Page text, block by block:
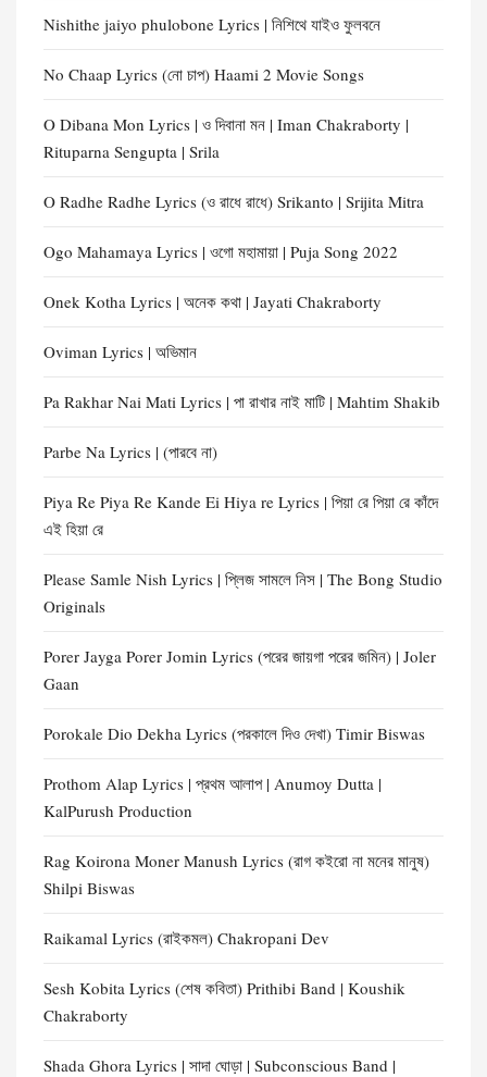
Nishithe jaiyo phulobone Lyrics | নিশিথে যাইও ফুলবনে
No Chaap Lyrics (নো চাপ) Haami 2 Movie Songs
O Dibana Mon Lyrics | ও দিবানা মন | Iman Chakraborty |
Rituparna Sengupta | Srila
O Radhe Radhe Lyrics (ও রাধে রাধে) Srikanto | Srijita Mitra
Ogo Mahamaya Lyrics | ওগো মহামায়া | Puja Song 2022
Onek Kotha Lyrics | অনেক কথা | Jayati Chakraborty
Oviman Lyrics | অভিমান
Pa Rakhar Nai Mati Lyrics | পা রাখার নাই মাটি | Mahtim Shakib
Parbe Na Lyrics | (পারবে না)
Piya Re Piya Re Kande Ei Hiya re Lyrics | পিয়া রে পিয়া রে কাঁদে
এই হিয়া রে
Please Samle Nish Lyrics | প্লিজ সামলে নিস | The Bong Studio
Originals
Porer Jayga Porer Jomin Lyrics (পরের জায়গা পরের জমিন) | Joler
Gaan
Porokale Dio Dekha Lyrics (পরকালে দিও দেখা) Timir Biswas
Prothom Alap Lyrics | প্রথম আলাপ | Anumoy Dutta |
KalPurush Production
Rag Koirona Moner Manush Lyrics (রাগ কইরো না মনের মানুষ)
Shilpi Biswas
Raikamal Lyrics (রাইকমল) Chakropani Dev
Sesh Kobita Lyrics (শেষ কবিতা) Prithibi Band | Koushik
Chakraborty
Shada Ghora Lyrics | সাদা ঘোড়া | Subconscious Band |